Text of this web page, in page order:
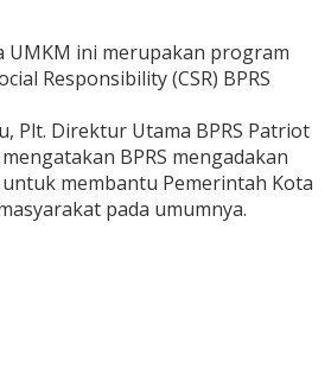
UMKM ini merupakan program
Responsibility (CSR) BPRS
Plt. Direktur Utama BPRS Patriot
BPRS mengadakan
membantu Pemerintah Kota
pada umumnya.